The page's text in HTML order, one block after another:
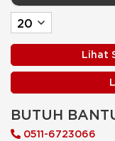
Lihat
BUTUH
0511-6723066